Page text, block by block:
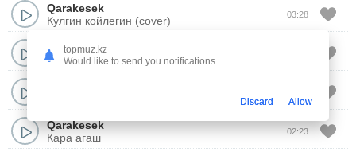
Qarakesek
Кулгин койлегин (cover)
03:28
Qarakesek
Сахара
Qarakesek
Кара агаш
02:23
topmuz.kz
Would like to send you notifications
Discard Allow